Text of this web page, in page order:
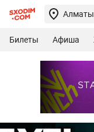
Алматы
Билеты Афиша